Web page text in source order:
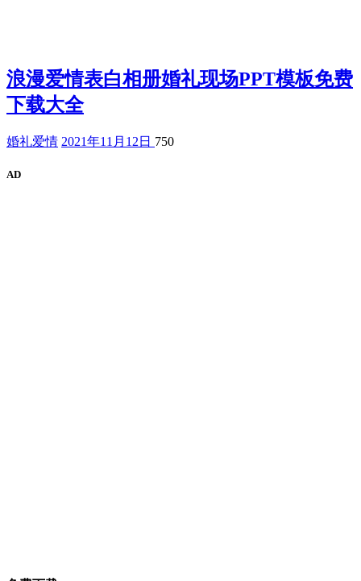
浪漫爱情表白相册婚礼现场PPT模板免费
下载大全
婚礼爱情 2021年11月12日 750
AD